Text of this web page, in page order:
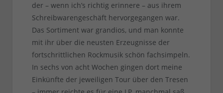
der – wenn ich’s richtig erinnere – aus ihrem
Schreibwarengeschäft hervorgegangen war.
Das Sortiment war grandios, und man konnte
mit ihr über die neusten Erzeugnisse der
fortschrittlichen Rockmusik schön fachsimpeln.
In sechs von acht Wochen gingen dort meine
Einkünfte der jeweiligen Tour über den Tresen